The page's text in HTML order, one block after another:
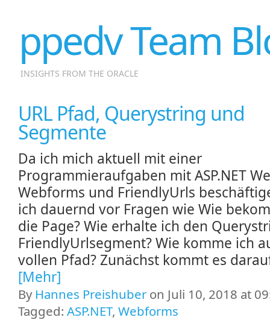
ppedv Team
INSIGHTS FROM THE ORACLE
URL Pfad, Querystring und
Segmente
Da ich mich aktuell mit einer
Programmieraufgaben mit ASP.NET
Webforms und FriendlyUrls
ich dauernd vor Fragen wie Wie
die Page? Wie erhalte ich den
FriendlyUrlsegment? Wie komme ich
vollen Pfad? Zunächst kommt es
[Mehr]
By Hannes Preishuber on Juli 10, 2018 at
Tagged: ASP.NET, Webforms